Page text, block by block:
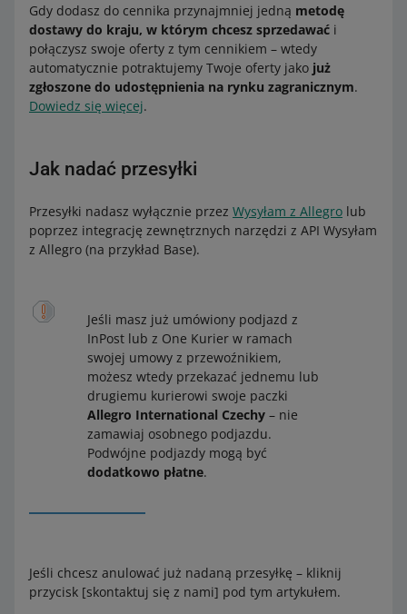
Gdy dodasz do cennika przynajmniej jedną metodę
dostawy do kraju, w którym chcesz sprzedawać i
połączysz swoje oferty z tym cennikiem – wtedy
automatycznie potraktujemy Twoje oferty jako już
zgłoszone do udostępnienia na rynku zagranicznym.
Dowiedz się więcej.
Jak nadać przesyłki
Przesyłki nadasz wyłącznie przez Wysyłam z Allegro lub
poprzez integrację zewnętrznych narzędzi z API Wysyłam
z Allegro (na przykład Base).
Jeśli masz już umówiony podjazd z
InPost lub z One Kurier w ramach
swojej umowy z przewoźnikiem,
możesz wtedy przekazać jednemu lub
drugiemu kurierowi swoje paczki
Allegro International Czechy – nie
zamawiaj osobnego podjazdu.
Podwójne podjazdy mogą być
dodatkowo płatne.
Jeśli chcesz anulować już nadaną przesyłkę – kliknij
przycisk [skontaktuj się z nami] pod tym artykułem.